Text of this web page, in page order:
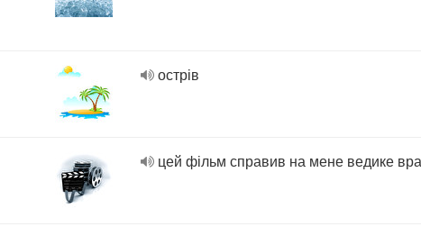
острів
цей фільм справив на мене ведике